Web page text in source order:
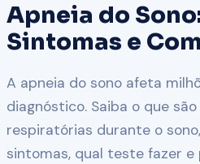
Apneia do
Sintomas e
A apneia do sono afeta
diagnóstico. Saiba o que
respiratórias durante o
sintomas, qual teste fazer